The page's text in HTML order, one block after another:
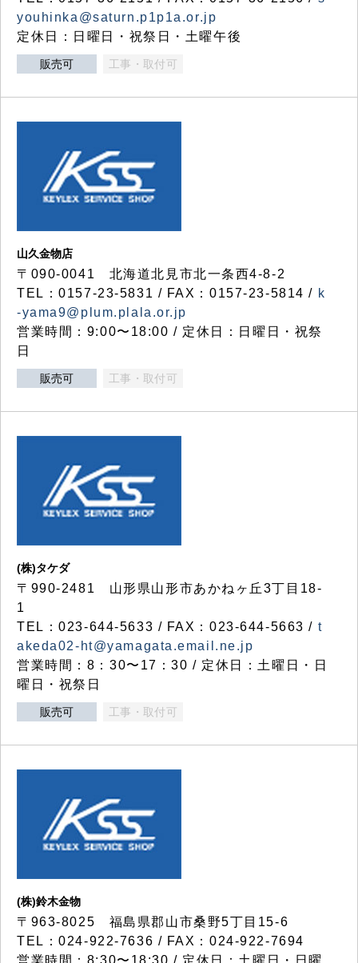
youhinka@saturn.p1p1a.or.jp
定休日：日曜日・祝祭日・土曜午後
販売可 工事・取付可
山久金物店
〒090-0041 北海道北見市北一条西4-8-2
TEL：0157-23-5831 / FAX：0157-23-5814 / k
-yama9@plum.plala.or.jp
営業時間：9:00〜18:00 / 定休日：日曜日・祝祭
日
販売可 工事・取付可
(株)タケダ
〒990-2481 山形県山形市あかねヶ丘3丁目18-
1
TEL：023-644-5633 / FAX：023-644-5663 / t
akeda02-ht@yamagata.email.ne.jp
営業時間：8：30〜17：30 / 定休日：土曜日・日
曜日・祝祭日
販売可 工事・取付可
(株)鈴木金物
〒963-8025 福島県郡山市桑野5丁目15-6
TEL：024-922-7636 / FAX：024-922-7694
営業時間：8:30〜18:30 / 定休日：土曜日・日曜